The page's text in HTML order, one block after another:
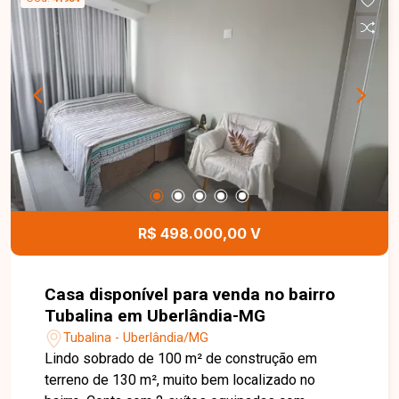
oferecendo bom aproveitamento dos espaços.
Uma opção interessante para quem busca
espaço, localização estratégica e versatilidade.
Entre em contato para mais informações.
R$ 498.000,00 V
Casa disponível para venda no bairro
Tubalina em Uberlândia-MG
Tubalina - Uberlândia/MG
Lindo sobrado de 100 m² de construção em
terreno de 130 m², muito bem localizado no